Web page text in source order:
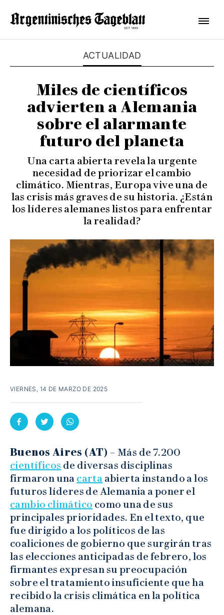
ACTUALIDAD
Miles de científicos
advierten a Alemania
sobre el alarmante
futuro del planeta
Una carta abierta revela la urgente
necesidad de priorizar el cambio
climático. Mientras, Europa vive una de
las crisis más graves de su historia. ¿Están
los líderes alemanes listos para enfrentar
la realidad?
VIERNES, 14 DE MARZO DE 2025
Buenos Aires (AT) – Más de 7.200
científicos de diversas disciplinas
firmaron una carta abierta instando a los
futuros líderes de Alemania a poner el
cambio climático como una de sus
principales prioridades. En el texto, que
fue dirigido a los políticos de las
coaliciones de gobierno que surgirán tras
las elecciones anticipadas de febrero, los
firmantes expresan su preocupación
sobre el tratamiento insuficiente que ha
recibido la crisis climática en la política
alemana.